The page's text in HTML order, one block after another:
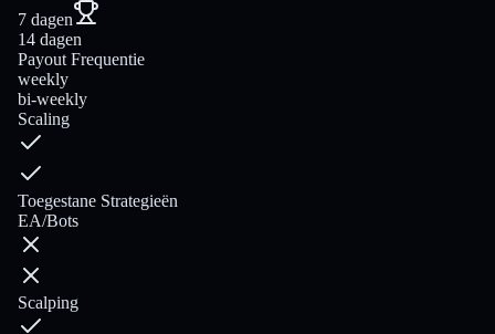
7 dagen
14 dagen
Payout Frequentie
weekly
bi-weekly
Scaling
Toegestane Strategieën
EA/Bots
Scalping